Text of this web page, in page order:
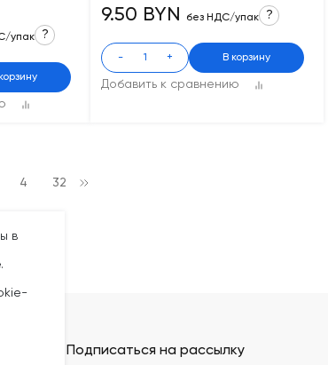
упак ?
Добавить к сравнению
9.50 BYN без НДС/упак ?
- + В корзину
4 32
Подписаться на рассылку
в